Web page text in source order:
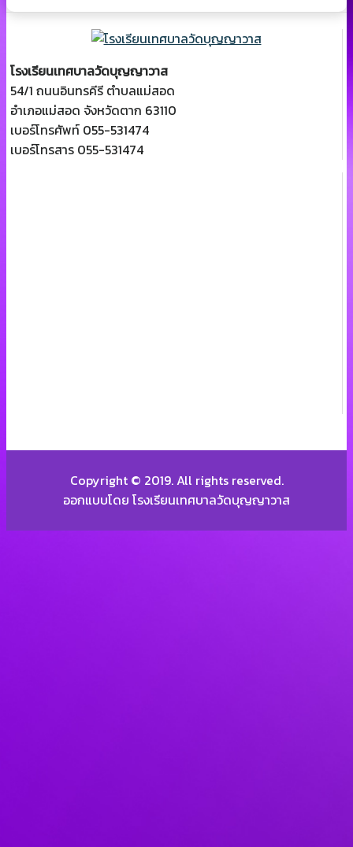
โรงเรียนเทศบาลวัดบุญญาวาส
54/1 ถนนอินทรคีรี ตำบลแม่สอด
อำเภอแม่สอด จังหวัดตาก 63110
เบอร์โทรศัพท์ 055-531474
เบอร์โทรสาร 055-531474
Copyright © 2019. All rights reserved.
ออกแบบโดย โรงเรียนเทศบาลวัดบุญญาวาส